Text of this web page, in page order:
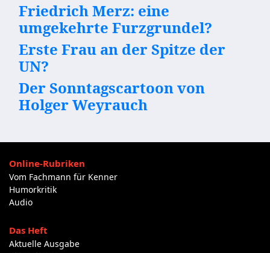
Friedrich Merz: eine
umgekehrte Furzgrundel?
Erste Frau an der Spitze der
UN?
Der Sonntagscartoon von
Holger Weyrauch
Online-Rubriken
Vom Fachmann für Kenner
Humorkritik
Audio
Das Heft
Aktuelle Ausgabe